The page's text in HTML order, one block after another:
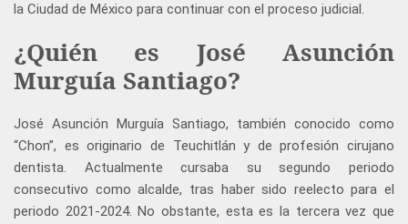
la Ciudad de México para continuar con el proceso judicial.
¿Quién es José Asunción
Murguía Santiago?
José Asunción Murguía Santiago, también conocido como
“Chon”, es originario de Teuchitlán y de profesión cirujano
dentista. Actualmente cursaba su segundo periodo
consecutivo como alcalde, tras haber sido reelecto para el
periodo 2021-2024. No obstante, esta es la tercera vez que